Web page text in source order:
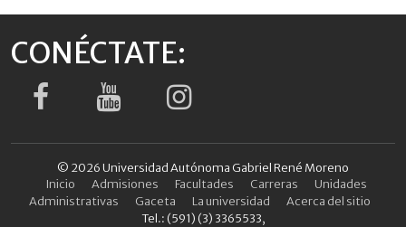
CONÉCTATE:
© 2026 Universidad Autónoma Gabriel René Moreno
Inicio
Admisiones Facultades Carreras
Unidades
Administrativas
Gaceta La universidad
Acerca del sitio
Tel.: (591) (3) 3365533,